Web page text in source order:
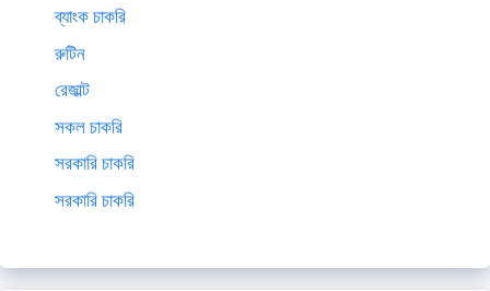
ব্যাংক চাকরি
রুটিন
রেজাল্ট
সকল চাকরি
সরকারি চাকরি
সরকারি চাকরি